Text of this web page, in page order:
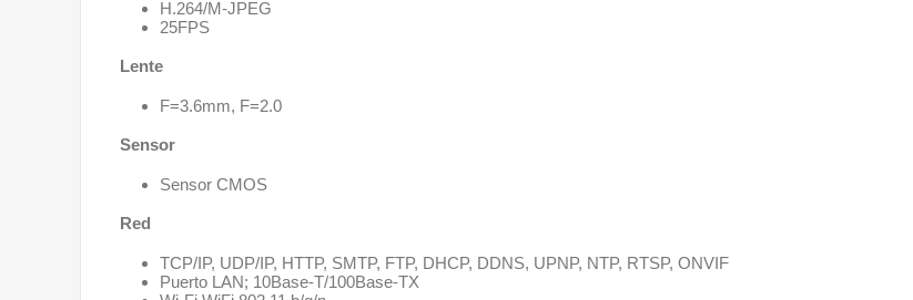
H.264/M-JPEG
25FPS
Lente
F=3.6mm, F=2.0
Sensor
Sensor CMOS
Red
TCP/IP, UDP/IP, HTTP, SMTP, FTP, DHCP, DDNS, UPNP, NTP, RTSP, ONVIF
Puerto LAN; 10Base-T/100Base-TX